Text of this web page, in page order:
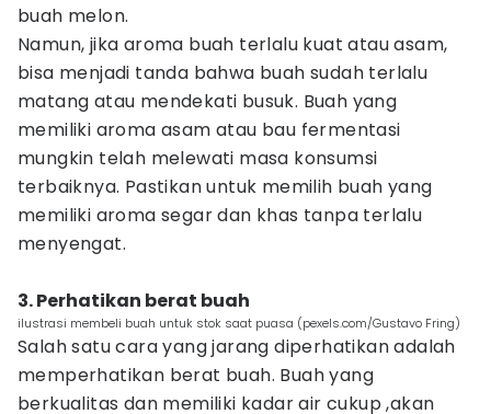
buah melon.
Namun, jika aroma buah terlalu kuat atau asam,
bisa menjadi tanda bahwa buah sudah terlalu
matang atau mendekati busuk. Buah yang
memiliki aroma asam atau bau fermentasi
mungkin telah melewati masa konsumsi
terbaiknya. Pastikan untuk memilih buah yang
memiliki aroma segar dan khas tanpa terlalu
menyengat.
3. Perhatikan berat buah
ilustrasi membeli buah untuk stok saat puasa (pexels.com/Gustavo Fring)
Salah satu cara yang jarang diperhatikan adalah
memperhatikan berat buah. Buah yang
berkualitas dan memiliki kadar air cukup ,akan